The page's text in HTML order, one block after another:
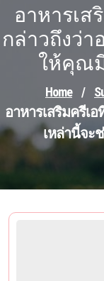
อาหารเส
กล่าวถึงว่า
ให้คุณ
Home /
อาหารเสริมครีเ
เหล่านี้จะ